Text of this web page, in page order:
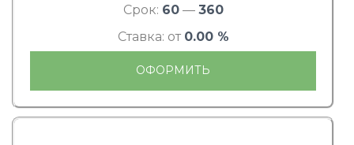
Срок: 60— 360
Ставка: от 0.00 %
ОФОРМИТЬ